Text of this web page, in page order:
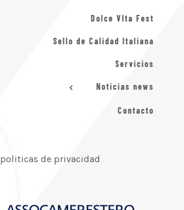
Dolce VIta Fest
Sello de Calidad Italiana
Servicios
Noticias news
Contacto
politicas de privacidad